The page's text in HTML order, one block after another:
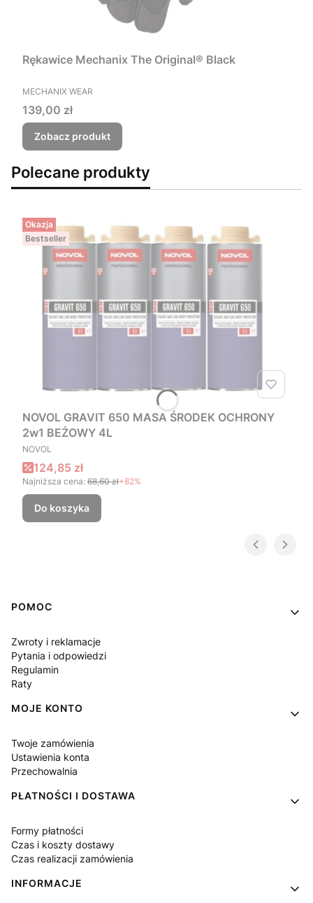
Rękawice Mechanix The Original® Black
PRODUCENT
MECHANIX WEAR
Cena
139,00 zł
Zobacz produkt
Polecane produkty
Okazja
Bestseller
NOVOL GRAVIT 650 MASA ŚRODEK OCHRONY
2w1 BEŻOWY 4L
PRODUCENT
NOVOL
Cena promocyjna
124,85 zł
Najniższa cena: 68,60 zł+82%
Do koszyka
Linki w stopce
POMOC
Zwroty i reklamacje
Pytania i odpowiedzi
Regulamin
Raty
MOJE KONTO
Twoje zamówienia
Ustawienia konta
Przechowalnia
PŁATNOŚCI I DOSTAWA
Formy płatności
Czas i koszty dostawy
Czas realizacji zamówienia
INFORMACJE